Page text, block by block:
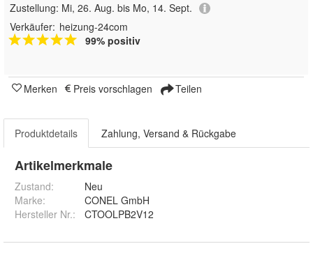
Zustellung: Mi, 26. Aug. bis Mo, 14. Sept.
Verkäufer: heizung-24com
99% positiv
Merken Preis vorschlagen Teilen
Produktdetails Zahlung, Versand & Rückgabe
Artikelmerkmale
Zustand:
Neu
Marke:
CONEL GmbH
Hersteller Nr.:
CTOOLPB2V12